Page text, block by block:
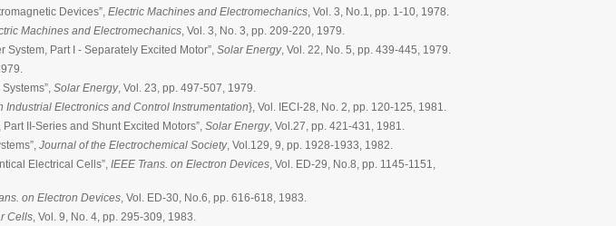
Devices”, Electric Machines and Electromechanics, Vol. 3, No.1, pp. 1-10, 1978.
Machines and Electromechanics, Vol. 3, No. 3, pp. 209-220, 1979.
Part I - Separately Excited Motor”, Solar Energy, Vol. 22, No. 5, pp. 439-445, 1979.
Solar Energy, Vol. 23, pp. 497-507, 1979.
Industrial Electronics and Control Instrumentation}, Vol. IECI-28, No. 2, pp. 120-125, 1981.
II-Series and Shunt Excited Motors”, Solar Energy, Vol.27, pp. 421-431, 1981.
Journal of the Electrochemical Society, Vol.129, 9, pp. 1928-1933, 1982.
Electrical Cells”, IEEE Trans. on Electron Devices, Vol. ED-29, No.8, pp. 1145-1151,
on Electron Devices, Vol. ED-30, No.6, pp. 616-618, 1983.
Cells, Vol. 9, No. 4, pp. 295-309, 1983.